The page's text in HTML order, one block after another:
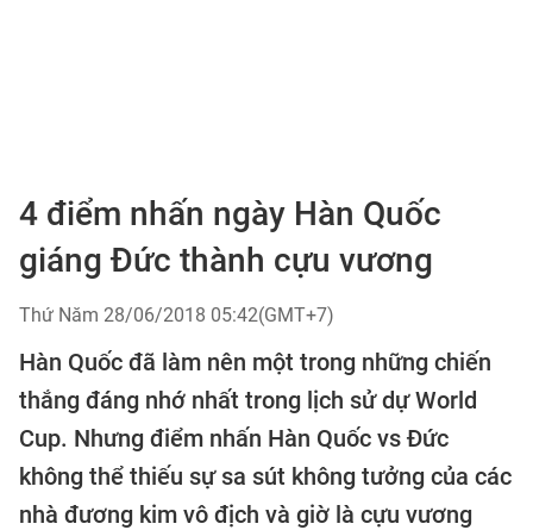
4 điểm nhấn ngày Hàn Quốc
giáng Đức thành cựu vương
Thứ Năm 28/06/2018 05:42(GMT+7)
Hàn Quốc đã làm nên một trong những chiến
thắng đáng nhớ nhất trong lịch sử dự World
Cup. Nhưng điểm nhấn Hàn Quốc vs Đức
không thể thiếu sự sa sút không tưởng của các
nhà đương kim vô địch và giờ là cựu vương